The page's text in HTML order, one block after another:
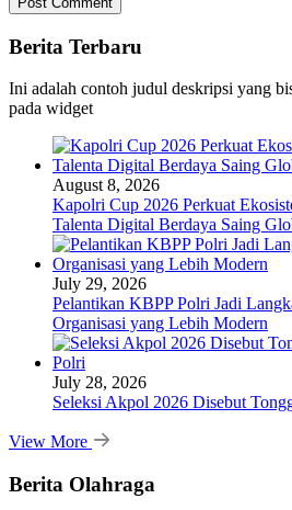
Berita Terbaru
Ini adalah contoh judul deskripsi yang
pada widget
August 8, 2026
Kapolri Cup 2026 Perkuat
Talenta Digital Berdaya Saing
July 29, 2026
Pelantikan KBPP Polri Jadi
Organisasi yang Lebih Modern
July 28, 2026
Seleksi Akpol 2026 Disebut
View More
Berita Olahraga